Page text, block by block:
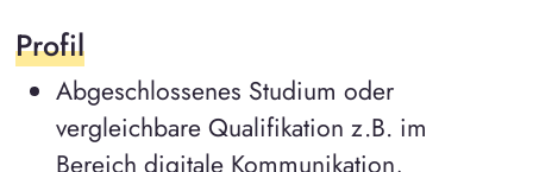
Profil
Abgeschlossenes Studium oder
vergleichbare Qualifikation z.B. im
Bereich digitale Kommunikation,